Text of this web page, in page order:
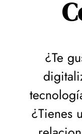
¿Te
¿Tienes